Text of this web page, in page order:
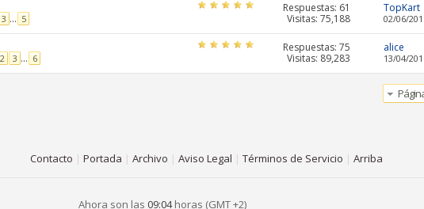
3 ... 5
Respuestas: 61
Visitas: 75,188
TopKart
02/06/
2 3 ... 6
Respuestas:75
Visitas: 89,283
alice
13/04/
Contacto | Portada | Archivo | Aviso Legal | Términos de Servicio | Arriba
Ahora son las 09:04horas (GMT +2)